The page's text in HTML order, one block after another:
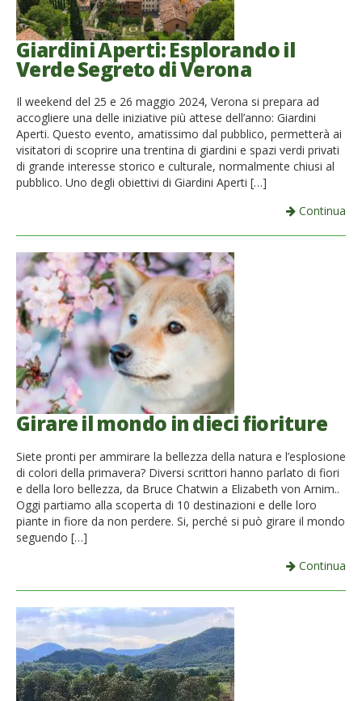
Giardini Aperti: Esplorando il
Verde Segreto di Verona
Il weekend del 25 e 26 maggio 2024, Verona si prepara ad
accogliere una delle iniziative più attese dell’anno: Giardini
Aperti. Questo evento, amatissimo dal pubblico, permetterà ai
visitatori di scoprire una trentina di giardini e spazi verdi privati
di grande interesse storico e culturale, normalmente chiusi al
pubblico. Uno degli obiettivi di Giardini Aperti […]
Continua
Girare il mondo in dieci fioriture
Siete pronti per ammirare la bellezza della natura e l’esplosione
di colori della primavera? Diversi scrittori hanno parlato di fiori
e della loro bellezza, da Bruce Chatwin a Elizabeth von Arnim..
Oggi partiamo alla scoperta di 10 destinazioni e delle loro
piante in fiore da non perdere. Si, perché si può girare il mondo
seguendo […]
Continua